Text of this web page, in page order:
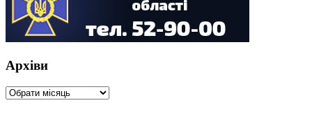
Архіви
Архіви